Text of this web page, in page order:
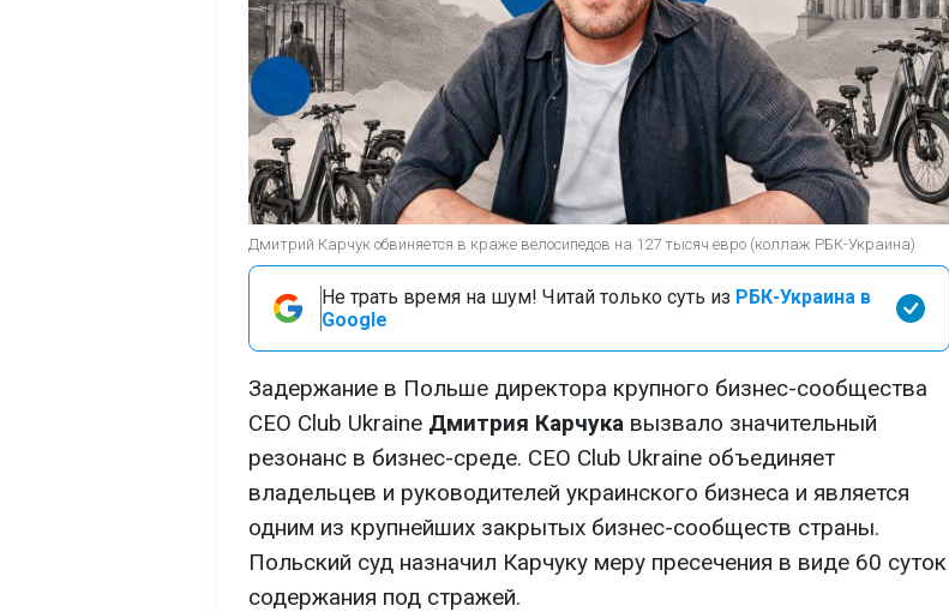
Дмитрий Карчук обвиняется в краже велосипедов на 127 тысяч евро (коллаж РБК-Украина)
Не трать время на шум! Читай только суть из РБК-Украина в
Google
Задержание в Польше директора крупного бизнес-сообщества
CEO Club Ukraine Дмитрия Карчука вызвало значительный
резонанс в бизнес-среде. CEO Club Ukraine объединяет
владельцев и руководителей украинского бизнеса и является
одним из крупнейших закрытых бизнес-сообществ страны.
Польский суд назначил Карчуку меру пресечения в виде 60 суток
содержания под стражей.